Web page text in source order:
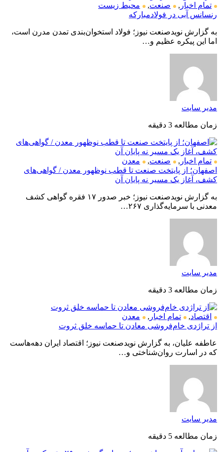
تمام اخبار , صنعت,
محیط زیست
رنسانس آبی در فولادمبارکه
به گزارش نویدصنعت نیوز؛ فولاد استخوان‌بندی تمدن مدرن است،
اما این پیکره عظیم و…
مدیر سایت
زمان مطالعه 3 دقیقه
تمام اخبار , صنعت,
معدن
اصفهان؛ از پایتخت صنعت تا قطب نوظهور معدن / گواهی‌های
کشف، آغاز یک مسیر نه پایان آن
به گزارش نویدصنعت نیوز؛ خبر صدور ۱۷ فقره گواهی کشف
معدنی با سرمایه‌گذاری ۲۶۷…
مدیر سایت
زمان مطالعه 3 دقیقه
اقتصاد, تمام اخبار ,
معدن
از تراژدی خام‌فروشی معادن تا حماسه خلق ثروت
عاطفه علیان، به گزارش نویدصنعت نیوز؛ اقتصاد ایران دهه‌هاست
که در اسارت روان‌شناختی و…
مدیر سایت
زمان مطالعه 5 دقیقه